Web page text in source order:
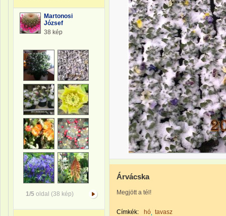
Martonosi
József
38 kép
1/5oldal (38 kép)
Árvácska
Megjött a tél!
Címkék: hó tavasz